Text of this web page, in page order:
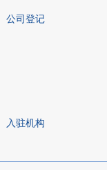
公司登记
入驻机构